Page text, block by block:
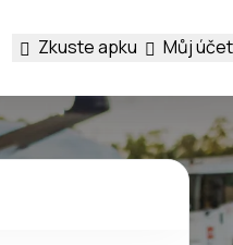
Zkuste apku Můj účet